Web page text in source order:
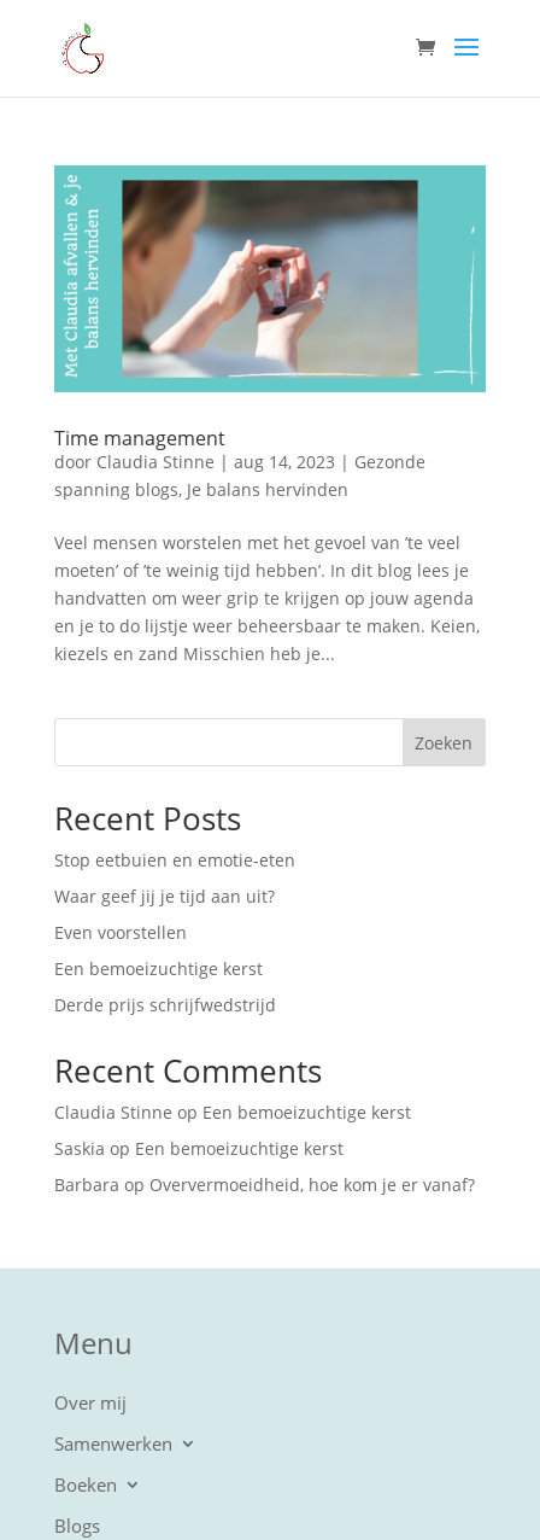
Time management
door Claudia Stinne | aug 14, 2023 | Gezonde
spanning blogs, Je balans hervinden
Veel mensen worstelen met het gevoel van ’te veel
moeten’ of ’te weinig tijd hebben’. In dit blog lees je
handvatten om weer grip te krijgen op jouw agenda
en je to do lijstje weer beheersbaar te maken. Keien,
kiezels en zand Misschien heb je...
Zoeken
Recent Posts
Stop eetbuien en emotie-eten
Waar geef jij je tijd aan uit?
Even voorstellen
Een bemoeizuchtige kerst
Derde prijs schrijfwedstrijd
Recent Comments
Claudia Stinne op Een bemoeizuchtige kerst
Saskia op Een bemoeizuchtige kerst
Barbara op Oververmoeidheid, hoe kom je er vanaf?
Menu
Over mij
Samenwerken
Boeken
Blogs